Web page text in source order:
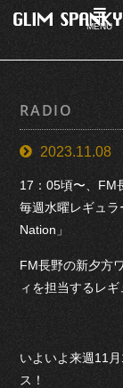
MENU
RADIO
2023.11.08
17：05頃〜、FM
毎週水曜レギュ
Nation」
FM長野の新夕方
ィを担当するレ
いよいよ来週11
ス！